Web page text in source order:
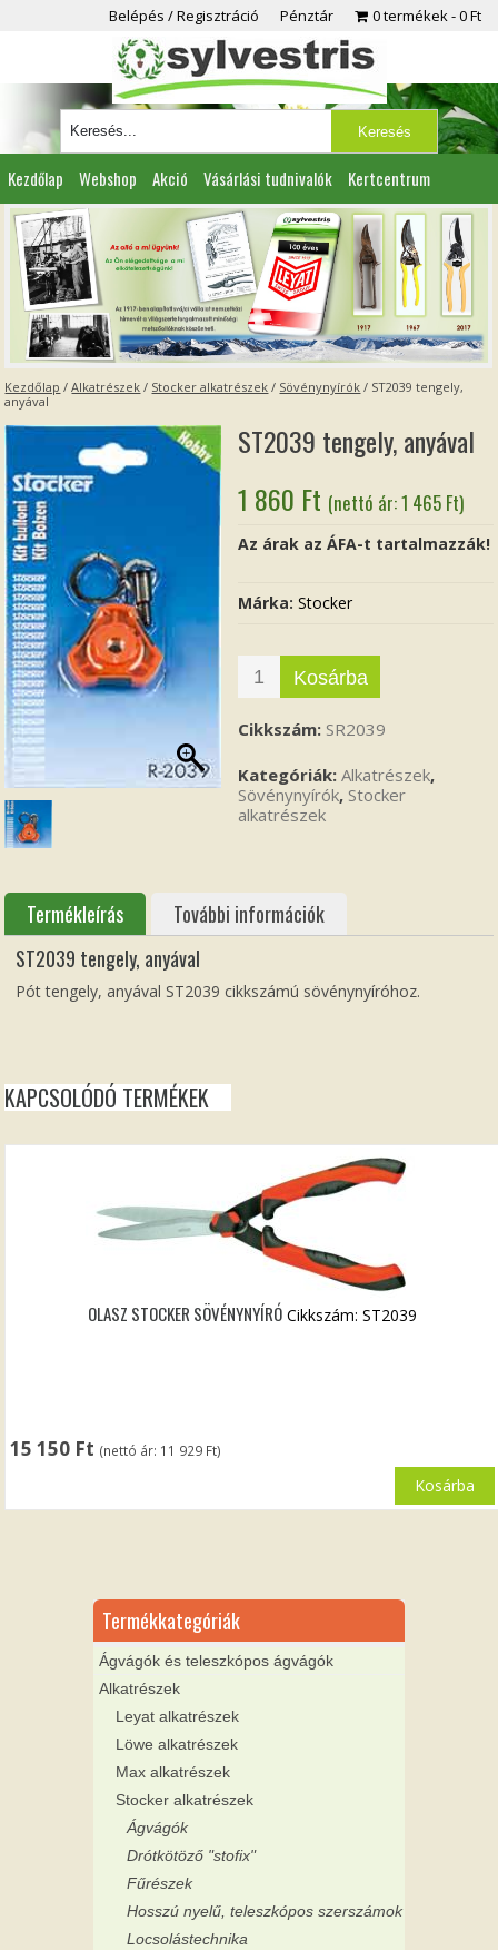
Belépés / Regisztráció Pénztár 0 termékek 0 Ft
Kezdőlap Webshop Akció Vásárlási tudnivalók Kertcentrum
Viszonteladóknak Partnereink Kapcsolat
Kezdőlap /Alkatrészek / Stocker alkatrészek / Sövénynyírók / ST2039 tengely,
anyával
ST2039 tengely, anyával
1 860 Ft (nettó ár:1 465 Ft)
Az árak az ÁFA-t tartalmazzák!
Márka:Stocker
Kosárba
Cikkszám: SR2039
Kategóriák:Alkatrészek,
Sövénynyírók, Stocker
alkatrészek
Termékleírás
További információk
ST2039 tengely, anyával
Pót tengely, anyával ST2039 cikkszámú sövénynyíróhoz.
KAPCSOLÓDÓ TERMÉKEK
OLASZ STOCKER SÖVÉNYNYÍRÓ
15 150 Ft (nettó ár: 11 929 Ft)
Cikkszám: ST2039
Kosárba
Termékkategóriák
Ágvágók és teleszkópos ágvágók
Alkatrészek
Leyat alkatrészek
Löwe alkatrészek
Max alkatrészek
Stocker alkatrészek
Ágvágók
Drótkötöző "stofix"
Fűrészek
Hosszú nyelű, teleszkópos szerszámok
Locsolástechnika